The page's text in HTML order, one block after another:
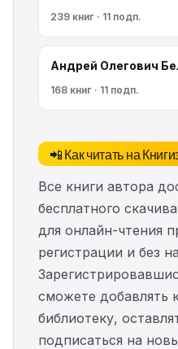
239 книг · 11 подп.
Андрей Олегович
168 книг · 11 подп.
📲 Как читать на
Все книги автора
бесплатного
для онлайн-чтения
регистрации и без
сможете добавлять
библиотеку,
подписаться на